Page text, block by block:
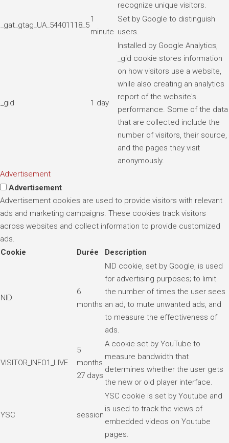
recognize unique visitors.
_gat_gtag_UA_54401118_5
1
minute
Set by Google to distinguish
users.
_gid 1 day
Installed by Google Analytics,
_gid cookie stores information
on how visitors use a website,
while also creating an analytics
report of the website's
performance. Some of the data
that are collected include the
number of visitors, their source,
and the pages they visit
anonymously.
Advertisement
Advertisement
Advertisement cookies are used to provide visitors with relevant
ads and marketing campaigns. These cookies track visitors
across websites and collect information to provide customized
ads.
Cookie
Durée Description
NID
6
months
NID cookie, set by Google, is used
for advertising purposes; to limit
the number of times the user sees
an ad, to mute unwanted ads, and
to measure the effectiveness of
ads.
VISITOR_INFO1_LIVE
5
months
27 days
A cookie set by YouTube to
measure bandwidth that
determines whether the user gets
the new or old player interface.
YSC session
YSC cookie is set by Youtube and
is used to track the views of
embedded videos on Youtube
pages.